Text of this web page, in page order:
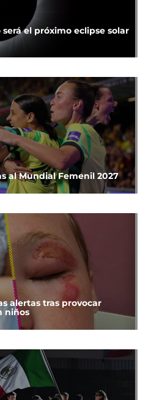
el próximo eclipse solar
al Mundial Femenil 2027
alertas tras provocar
niños